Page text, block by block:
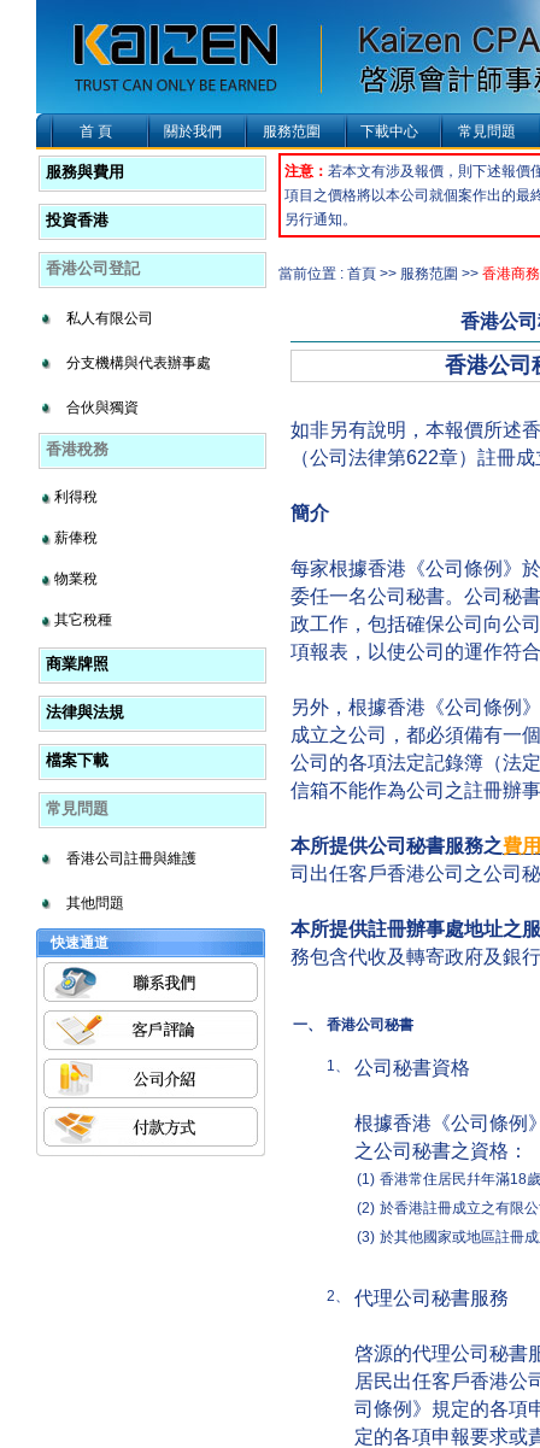
首 頁 關於我們 服務范圍 下載中心 常見問題
服務與費用
投資香港
香港公司登記
私人有限公司
分支機構與代表辦事處
合伙與獨資
香港稅務
利得稅
薪俸稅
物業稅
其它稅種
商業牌照
法律與法規
檔案下載
常見問題
香港公司註冊與維護
其他問題
快速通道
注意： 若本文有涉及報價，則下述報價
項目之價格將以本公司就個案作出的最
另行通知。
當前位置 : 首頁 >> 服務范圍 >> 香港商
香港公
香港公司
如非另有說明，本報價所述
（公司法律第622章）註冊
簡介
每家根據香港《公司條例》
委任一名公司秘書。公司秘
政工作，包括確保公司向公
項報表，以使公司的運作符
另外，根據香港《公司條例
成立之公司，都必須備有一
公司的各項法定記錄簿（法
信箱不能作為公司之註冊辦
本所提供公司秘書服務之費
司出任客戶香港公司之公司
本所提供註冊辦事處地址之
務包含代收及轉寄政府及銀
一、 香港公司秘書
1、 公司秘書資格
根據香港《公司條例
之公司秘書之資格：
(1) 香港常住居民幷年滿18
(2) 於香港註冊成立之有限
(3) 於其他國家或地區註冊
2、 代理公司秘書服務
啓源的代理公司秘書
居民出任客戶香港公
司條例》規定的各項
定的各項申報要求或